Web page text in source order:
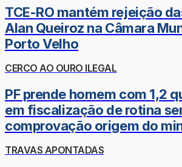
TCE-RO mantém rejeição
Alan Queiroz na Câmara
Porto Velho
CERCO AO OURO ILEGAL
PF prende homem com 1,2
em fiscalização de rotina
comprovação origem do
TRAVAS APONTADAS